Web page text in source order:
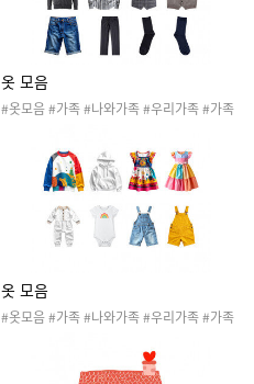
옷 모음
#옷모음 #가족 #나와가족 #우리가족 #가족
바지 #셔츠 #스웨터 #양말 #자켓 #점퍼 #잠
바 #조끼 #반바지 #티셔츠 #가족역할
옷 모음
#옷모음 #가족 #나와가족 #우리가족 #가족
빵바지 #티셔츠 #바지 #아기옷 #원피스 #후
드티 #가족역할